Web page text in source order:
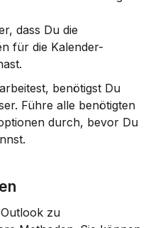
dass Du die
für die Kalender-
benötigst Du
Führe alle benötigten
durch, bevor Du
zu